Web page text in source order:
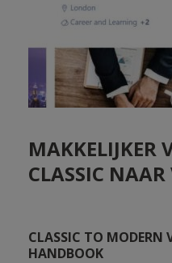
MAKKELIJKER
CLASSIC
CLASSIC TO MODERN
HANDBOOK